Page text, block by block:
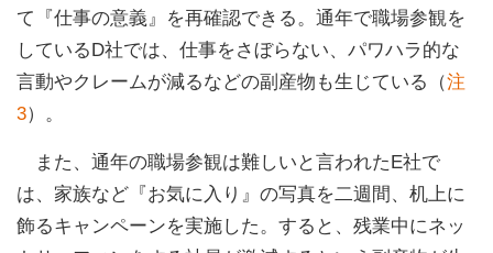
て『仕事の意義』を再確認できる。通年で職場参観を
しているD社では、仕事をさぼらない、パワハラ的な
言動やクレームが減るなどの副産物も生じている（注
3）。
また、通年の職場参観は難しいと言われたE社で
は、家族など『お気に入り』の写真を二週間、机上に
飾るキャンペーンを実施した。すると、残業中にネッ